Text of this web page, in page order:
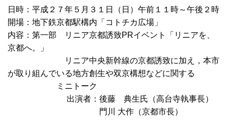
日時：平成２７年５月３１日（日）午前１１時～午後２時
開場：地下鉄京都駅構内「コトチカ広場」
内容：第一部 リニア京都誘致PRイベント「リニアを、
京都へ。」
リニア中央新幹線の京都誘致に加え，本市
が取り組んでいる地方創生や双京構想などに関する
ミニトーク
出演者：後藤 典生氏（高台寺執事長）
門川 大作（京都市長）